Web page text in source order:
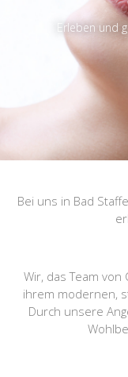
Erleben und
Bei uns in Bad
Wir, das Team
ihrem modernen,
Durch unsere